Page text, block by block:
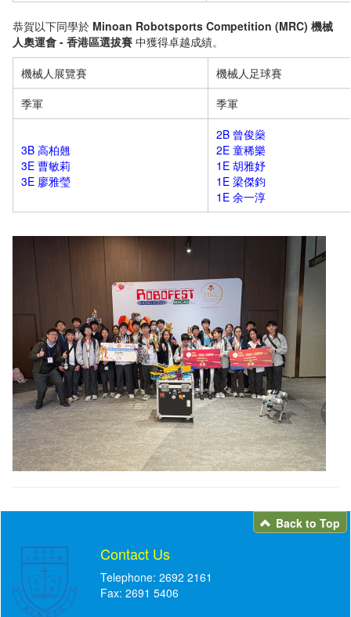
恭賀以下同學於 Minoan Robotsports Competition (MRC) 機械
人奧運會 - 香港區選拔賽 中獲得卓越成績。
機械人展覽賽
機械人足球賽
季軍
季軍
3B 高柏翹
3E 曹敏莉
3E 廖雅瑩
2B 曾俊燊
2E 童稀樂
1E 胡雅妤
1E 梁傑鈞
1E 余一淳
Back to Top
Contact Us
Telephone: 2692 2161
Fax: 2691 5406